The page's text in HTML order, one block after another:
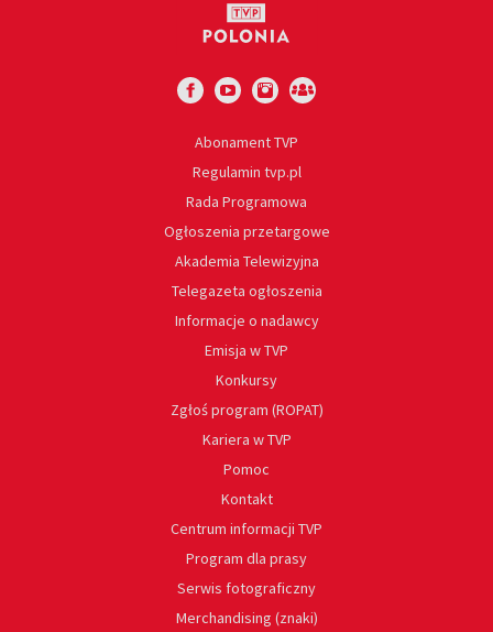
Abonament TVP
Regulamin tvp.pl
Rada Programowa
Ogłoszenia przetargowe
Akademia Telewizyjna
Telegazeta ogłoszenia
Informacje o nadawcy
Emisja w TVP
Konkursy
Zgłoś program (ROPAT)
Kariera w TVP
Pomoc
Kontakt
Centrum informacji TVP
Program dla prasy
Serwis fotograficzny
Merchandising (znaki)